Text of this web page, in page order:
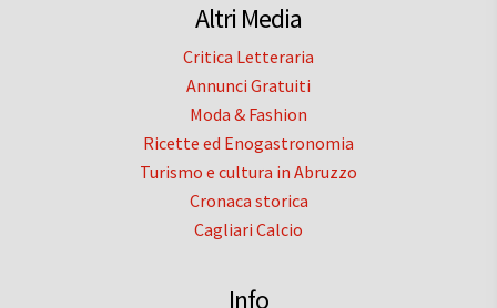
Altri Media
Critica Letteraria
Annunci Gratuiti
Moda & Fashion
Ricette ed Enogastronomia
Turismo e cultura in Abruzzo
Cronaca storica
Cagliari Calcio
Info